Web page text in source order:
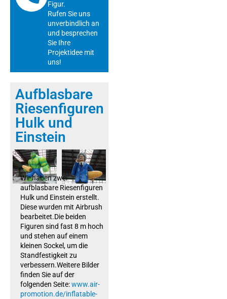
Figur.
Rufen Sie uns
unverbindlich an
und besprechen
Sie Ihre
Projektidee mit
uns!
Aufblasbare
Riesenfiguren
Hulk und
Einstein
Wir haben zwei
aufblasbare Riesenfiguren
Hulk und Einstein erstellt.
Diese wurden mit Airbrush
bearbeitet.Die beiden
Figuren sind fast 8 m hoch
und stehen auf einem
kleinen Sockel, um die
Standfestigkeit zu
verbessern.Weitere Bilder
finden Sie auf der
folgenden Seite:www.air-
promotion.de/inflatable-